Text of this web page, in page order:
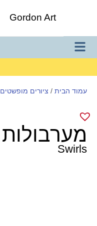
Gordon Art
עמוד הבית / ציורים מופשטים
מערבולות
Swirls